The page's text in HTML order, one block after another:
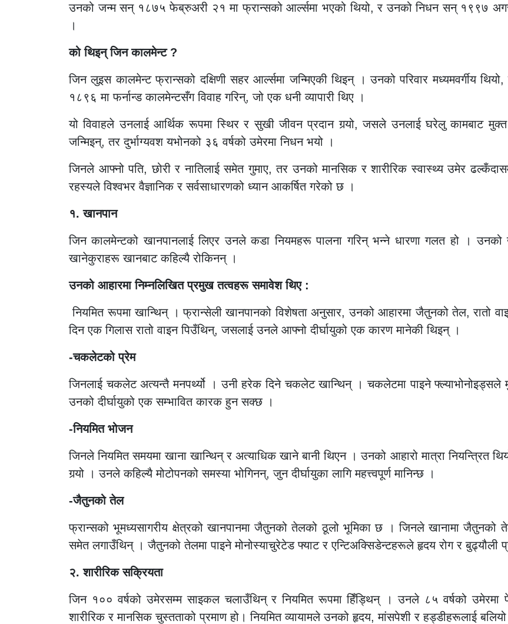
उनको जन्म सन् १८७५ फेब्रुअरी २१ मा फ्रान्सको आर्ल्समा भएको थियो, र उनको निधन सन् १९९७
।
को थिइन् जिन कालमेन्ट ?
जिन लुइस कालमेन्ट फ्रान्सको दक्षिणी सहर आर्ल्समा जन्मिएकी थिइन् । उनको परिवार मध्यमवर्गीय
१८९६ मा फर्नान्ड कालमेन्टसँग विवाह गरिन्, जो एक धनी व्यापारी थिए ।
यो विवाहले उनलाई आर्थिक रूपमा स्थिर र सुखी जीवन प्रदान गर्‍यो, जसले उनलाई घरेलु कामबाट
जन्मिइन्, तर दुर्भाग्यवश यभोनको ३६ वर्षको उमेरमा निधन भयो ।
जिनले आफ्नो पति, छोरी र नातिलाई समेत गुमाए, तर उनको मानसिक र शारीरिक स्वास्थ्य उमेर
रहस्यले विश्वभर वैज्ञानिक र सर्वसाधारणको ध्यान आकर्षित गरेको छ ।
१. खानपान
जिन कालमेन्टको खानपानलाई लिएर उनले कडा नियमहरू पालना गरिन् भन्ने धारणा गलत हो ।
खानेकुराहरू खानबाट कहिल्यै रोकिनन् ।
उनको आहारमा निम्नलिखित प्रमुख तत्वहरू समावेश थिए :
नियमित रूपमा खान्थिन् । फ्रान्सेली खानपानको विशेषता अनुसार, उनको आहारमा जैतुनको तेल, रातो
दिन एक गिलास रातो वाइन पिउँथिन्, जसलाई उनले आफ्नो दीर्घायुको एक कारण मानेकी थिइन् ।
-चकलेटको प्रेम
जिनलाई चकलेट अत्यन्तै मनपर्थ्यो । उनी हरेक दिने चकलेट खान्थिन् । चकलेटमा पाइने फ्ल्याभोनोइड्सले
उनको दीर्घायुको एक सम्भावित कारक हुन सक्छ ।
-नियमित भोजन
जिनले नियमित समयमा खाना खान्थिन् र अत्याधिक खाने बानी थिएन । उनको आहारो मात्रा नियन्त्रित
गर्‍यो । उनले कहिल्यै मोटोपनको समस्या भोगिनन्, जुन दीर्घायुका लागि महत्त्वपूर्ण मानिन्छ ।
-जैतुनको तेल
फ्रान्सको भूमध्यसागरीय क्षेत्रको खानपानमा जैतुनको तेलको ठूलो भूमिका छ । जिनले खानामा जैतुनको
समेत लगाउँथिन् । जैतुनको तेलमा पाइने मोनोस्याचुरेटेड फ्याट र एन्टिअक्सिडेन्टहरूले हृदय रोग र बुढ्यौली
२. शारीरिक सक्रियता
जिन १०० वर्षको उमेरसम्म साइकल चलाउँथिन् र नियमित रूपमा हिँड्थिन् । उनले ८५ वर्षको
शारीरिक र मानसिक चुस्तताको प्रमाण हो। नियमित व्यायामले उनको हृदय, मांसपेशी र हड्डीहरूलाई बलियो